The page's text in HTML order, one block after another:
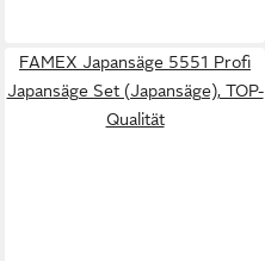
FAMEX Japansäge 5551 Profi
Japansäge Set (Japansäge), TOP-
Qualität